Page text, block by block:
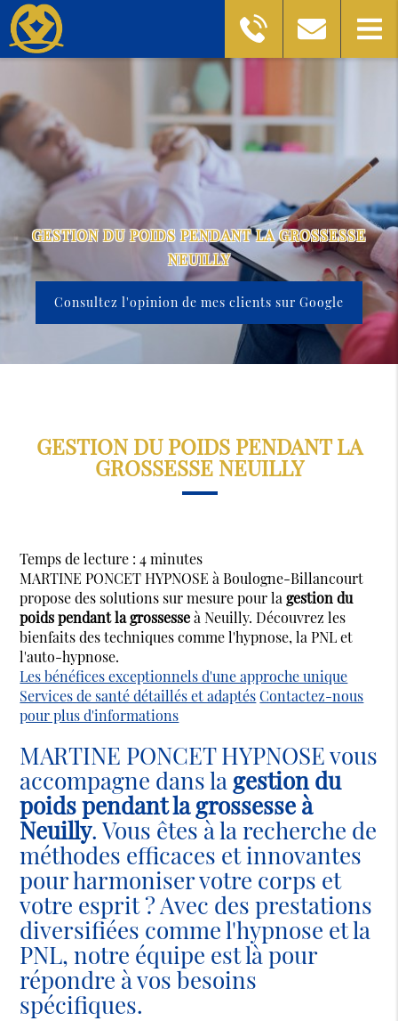
GESTION DU POIDS PENDANT LA GROSSESSE
NEUILLY
Consultez l'opinion de mes clients sur Google
GESTION DU POIDS PENDANT LA
GROSSESSE NEUILLY
Temps de lecture : 4 minutes
MARTINE PONCET HYPNOSE à Boulogne-Billancourt
propose des solutions sur mesure pour lagestion du
poids pendant la grossesseà Neuilly. Découvrez les
bienfaits des techniques comme l'hypnose, la PNL et
l'auto-hypnose.
Les bénéfices exceptionnels d'une approche unique
Services de santé détaillés et adaptés Contactez-nous
pour plus d'informations
MARTINE PONCET HYPNOSE vous
accompagne dans la gestion du
poids pendant la grossesse à
Neuilly. Vous êtes à la recherche de
méthodes efficaces et innovantes
pour harmoniser votre corps et
votre esprit ? Avec des prestations
diversifiées comme l'hypnose et la
PNL, notre équipe est là pour
répondre à vos besoins
spécifiques.